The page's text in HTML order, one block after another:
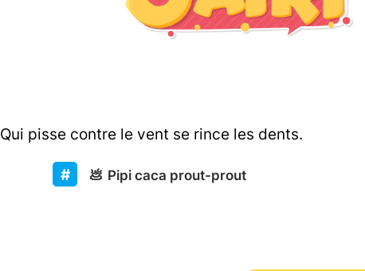
Qui pisse contre le vent se rince les dents.
💩 Pipi caca prout-prout